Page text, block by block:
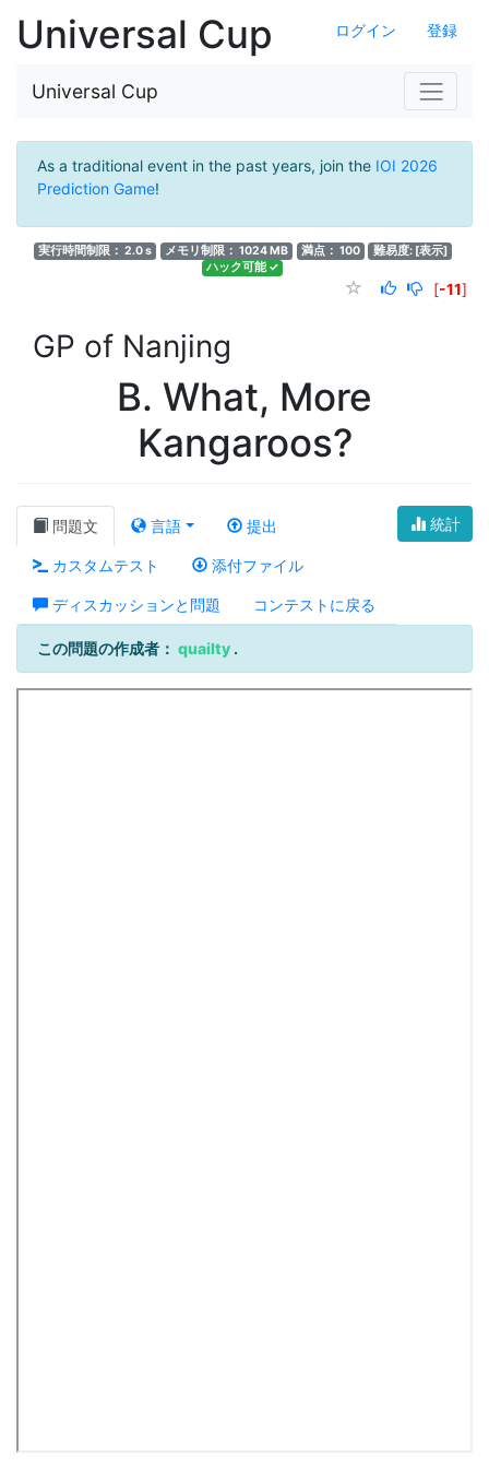
ログイン 登録
Universal Cup
Universal Cup
As a traditional event in the past years, join the IOI 2026
Prediction Game!
実行時間制限： 2.0 s メモリ制限： 1024 MB 満点： 100 難易度: [表示]
ハック可能 ✓
[-11]
GP of Nanjing
B. What, More
Kangaroos?
統計
問題文 言語 提出
カスタムテスト 添付ファイル
ディスカッションと問題 コンテストに戻る
この問題の作成者： quailty.